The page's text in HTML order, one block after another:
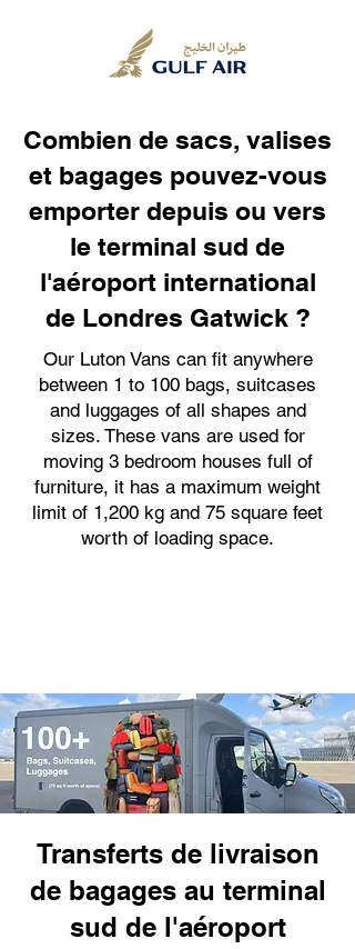
Combien de sacs, valises
et bagages pouvez-vous
emporter depuis ou vers
le terminal sud de
l'aéroport international
de Londres Gatwick ?
Our Luton Vans can fit anywhere
between 1 to 100 bags, suitcases
and luggages of all shapes and
sizes. These vans are used for
moving 3 bedroom houses full of
furniture, it has a maximum weight
limit of 1,200 kg and 75 square feet
worth of loading space.
Transferts de livraison
de bagages au terminal
sud de l'aéroport